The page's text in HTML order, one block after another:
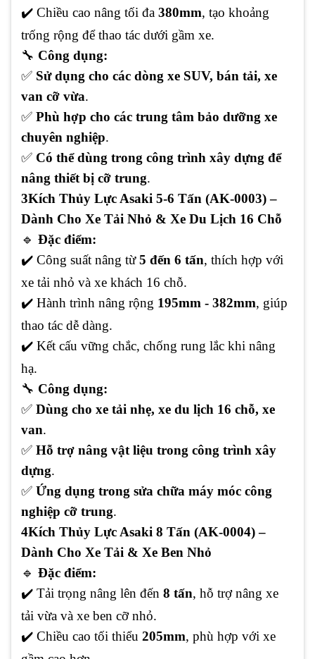
✔️ Chiều cao nâng tối đa 380mm, tạo khoảng
trống rộng để thao tác dưới gầm xe.
🔧 Công dụng:
✅ Sử dụng cho các dòng xe SUV, bán tải, xe
van cỡ vừa.
✅ Phù hợp cho các trung tâm bảo dưỡng xe
chuyên nghiệp.
✅ Có thể dùng trong công trình xây dựng để
nâng thiết bị cỡ trung.
3️Kích Thủy Lực Asaki 5-6 Tấn (AK-0003) –
Dành Cho Xe Tải Nhỏ & Xe Du Lịch 16 Chỗ
🔹 Đặc điểm:
✔️ Công suất nâng từ5 đến 6 tấn, thích hợp với
xe tải nhỏ và xe khách 16 chỗ.
✔️ Hành trình nâng rộng 195mm - 382mm, giúp
thao tác dễ dàng.
✔️ Kết cấu vững chắc, chống rung lắc khi nâng
hạ.
🔧 Công dụng:
✅ Dùng cho xe tải nhẹ, xe du lịch 16 chỗ, xe
van.
✅ Hỗ trợ nâng vật liệu trong công trình xây
dựng.
✅ Ứng dụng trong sửa chữa máy móc công
nghiệp cỡ trung.
4️Kích Thủy Lực Asaki 8 Tấn (AK-0004) –
Dành Cho Xe Tải & Xe Ben Nhỏ
🔹 Đặc điểm:
✔️ Tải trọng nâng lên đến 8 tấn, hỗ trợ nâng xe
tải vừa và xe ben cỡ nhỏ.
✔️ Chiều cao tối thiểu 205mm, phù hợp với xe